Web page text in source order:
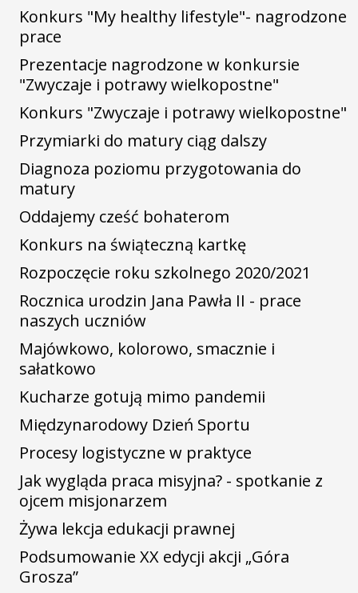
Konkurs "My healthy lifestyle"- nagrodzone
prace
Prezentacje nagrodzone w konkursie
"Zwyczaje i potrawy wielkopostne"
Konkurs "Zwyczaje i potrawy wielkopostne"
Przymiarki do matury ciąg dalszy
Diagnoza poziomu przygotowania do
matury
Oddajemy cześć bohaterom
Konkurs na świąteczną kartkę
Rozpoczęcie roku szkolnego 2020/2021
Rocznica urodzin Jana Pawła II - prace
naszych uczniów
Majówkowo, kolorowo, smacznie i
sałatkowo
Kucharze gotują mimo pandemii
Międzynarodowy Dzień Sportu
Procesy logistyczne w praktyce
Jak wygląda praca misyjna? - spotkanie z
ojcem misjonarzem
Żywa lekcja edukacji prawnej
Podsumowanie XX edycji akcji „Góra
Grosza”